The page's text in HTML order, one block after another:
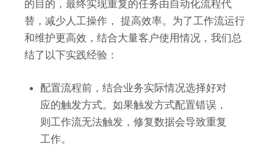
的目的，最终实现重复的任务由自动化流程代
替，减少人工操作， 提高效率。为了工作流运行
和维护更高效，结合大量客户使用情况，我们总
结了以下实践经验：
配置流程前，结合业务实际情况选择好对
应的触发方式。如果触发方式配置错误，
则工作流无法触发，修复数据会导致重复
工作。